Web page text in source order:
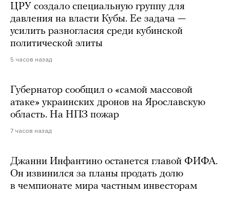
ЦРУ создало специальную группу для
давления на власти Кубы. Ее задача —
усилить разногласия среди кубинской
политической элиты
5 часов назад
Губернатор сообщил о «самой массовой
атаке» украинских дронов на Ярославскую
область. На НПЗ пожар
7 часов назад
Джанни Инфантино останется главой ФИФА.
Он извинился за планы продать долю
в чемпионате мира частным инвесторам